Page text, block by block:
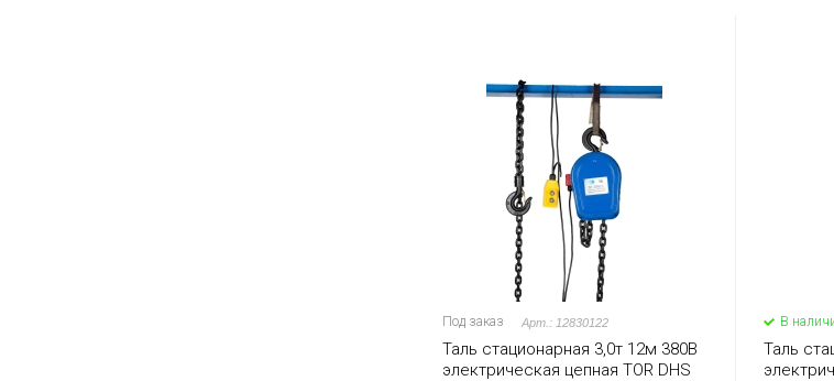
Под заказ Арт.: 12830122
Таль стационарная 3,0т 12м 380В
электрическая цепная TOR DHS
В
Таль